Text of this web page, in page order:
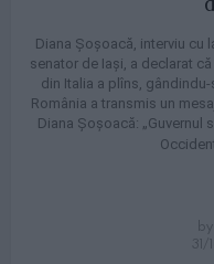
Diana Șoșoacă, interviu cu
senator de Iași, a declarat
din Italia a plîns, gândindu-
România a transmis un
Diana Șoșoacă: „Guvernul
by